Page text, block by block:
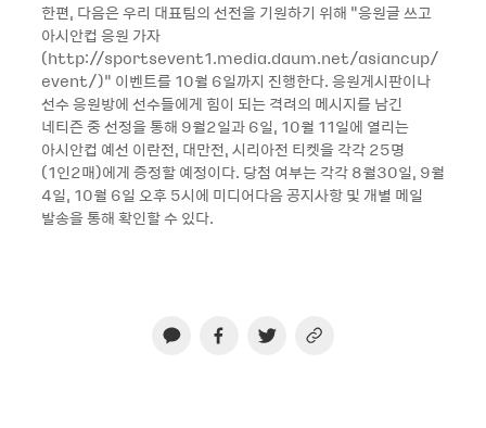
한편, 다음은 우리 대표팀의 선전을 기원하기 위해 “응원글 쓰고
아시안컵 응원 가자
(http://sportsevent1.media.daum.net/asiancup/
event/)“ 이벤트를 10월 6일까지 진행한다. 응원게시판이나
선수 응원방에 선수들에게 힘이 되는 격려의 메시지를 남긴
네티즌 중 선정을 통해 9월2일과 6일, 10월 11일에 열리는
아시안컵 예선 이란전, 대만전, 시리아전 티켓을 각각 25명
(1인2매)에게 증정할 예정이다. 당첨 여부는 각각 8월30일, 9월
4일, 10월 6일 오후 5시에 미디어다음 공지사항 및 개별 메일
발송을 통해 확인할 수 있다.